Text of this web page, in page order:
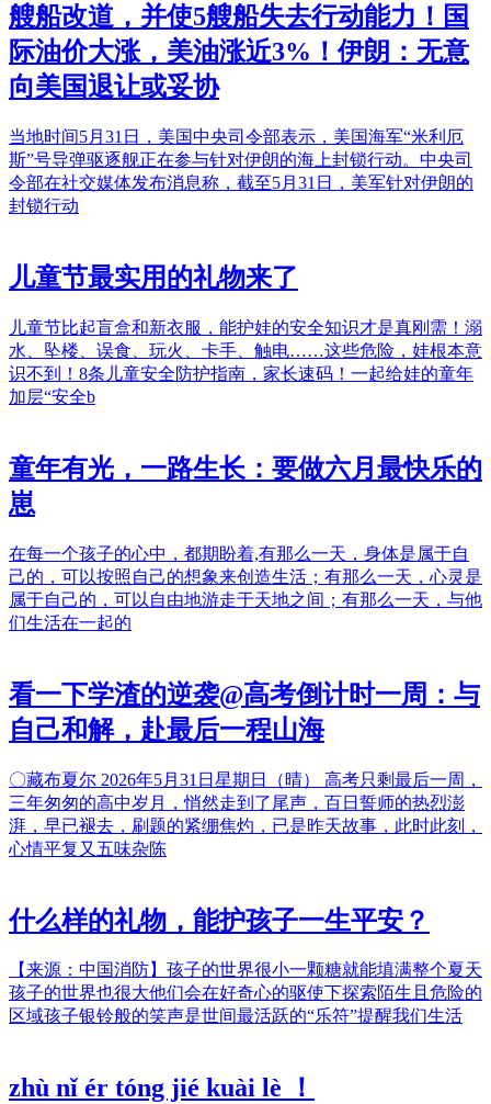
艘船改道，并使5艘船失去行动能力！国
际油价大涨，美油涨近3%！伊朗：无意
向美国退让或妥协
当地时间5月31日，美国中央司令部表示，美国海军“米利厄
斯”号导弹驱逐舰正在参与针对伊朗的海上封锁行动。中央司
令部在社交媒体发布消息称，截至5月31日，美军针对伊朗的
封锁行动
儿童节最实用的礼物来了
儿童节比起盲盒和新衣服，能护娃的安全知识才是真刚需！溺
水、坠楼、误食、玩火、卡手、触电……这些危险，娃根本意
识不到！8条儿童安全防护指南，家长速码！一起给娃的童年
加层“安全b
童年有光，一路生长：要做六月最快乐的
崽
在每一个孩子的心中，都期盼着,有那么一天，身体是属于自
己的，可以按照自己的想象来创造生活；有那么一天，心灵是
属于自己的，可以自由地游走于天地之间；有那么一天，与他
们生活在一起的
看一下学渣的逆袭@高考倒计时一周：与
自己和解，赴最后一程山海
〇藏布夏尔 2026年5月31日星期日（晴） 高考只剩最后一周，
三年匆匆的高中岁月，悄然走到了尾声，百日誓师的热烈澎
湃，早已褪去，刷题的紧绷焦灼，已是昨天故事，此时此刻，
心情平复又五味杂陈
什么样的礼物，能护孩子一生平安？
【来源：中国消防】孩子的世界很小一颗糖就能填满整个夏天
孩子的世界也很大他们会在好奇心的驱使下探索陌生且危险的
区域孩子银铃般的笑声是世间最活跃的“乐符”提醒我们生活
zhù nǐ ér tóng jié kuài lè ！